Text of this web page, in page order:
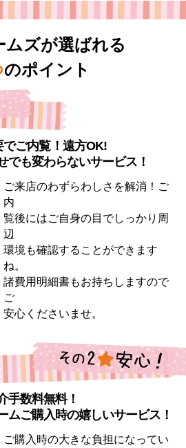
ムズが選ばれる
のポイント
でご内覧！遠方OK!
でも変わらないサービス！
ご来店のわずらわしさを解消！ご
内
覧後にはご自身の目でしっかり周
辺
環境も確認することができます
ね。
諸費用明細書もお持ちしますので
ご
安心くださいませ。
手数料無料！
ムご購入時の嬉しいサービス！
ご購入時の大きな負担になってい